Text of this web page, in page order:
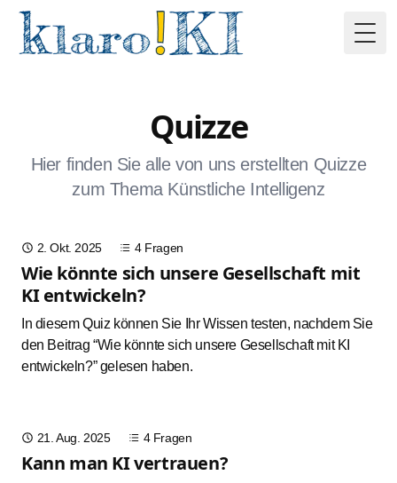
Quizze
Hier finden Sie alle von uns erstellten Quizze
zum Thema Künstliche Intelligenz
2. Okt. 2025 4 Fragen
Wie könnte sich unsere Gesellschaft mit
KI entwickeln?
In diesem Quiz können Sie Ihr Wissen testen, nachdem Sie
den Beitrag“Wie könnte sich unsere Gesellschaft mit KI
entwickeln?”gelesen haben.
21. Aug. 2025 4 Fragen
Kann man KI vertrauen?